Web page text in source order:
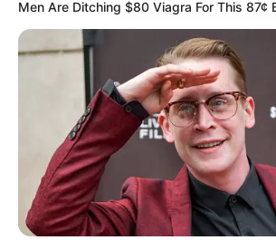
Un si grand
(spoiler) : un
couple
Men Are Ditching $80 Viagra For This 87¢